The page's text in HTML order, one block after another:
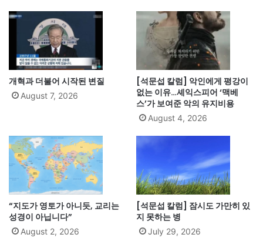
개혁과 더불어 시작된 변질
August 7, 2026
[석문섭 칼럼] 악인에게 평강이
없는 이유…셰익스피어 ‘맥베
스’가 보여준 악의 유지비용
August 4, 2026
“지도가 영토가 아니듯, 교리는
성경이 아닙니다”
August 2, 2026
[석문섭 칼럼] 잠시도 가만히 있
지 못하는 병
July 29, 2026